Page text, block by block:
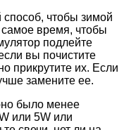
способ, чтобы зимой
время, чтобы
подлейте
вы почистите
прикрутите их. Если
замените ее.
было менее
или 5W или